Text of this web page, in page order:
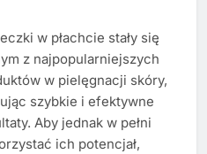
w płachcie stały się
z najpopularniejszych
w pielęgnacji skóry,
szybkie i efektywne
Aby jednak w pełni
ich potencjał,